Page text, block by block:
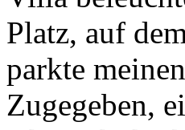
Platz, auf
parkte
Zugegeben,